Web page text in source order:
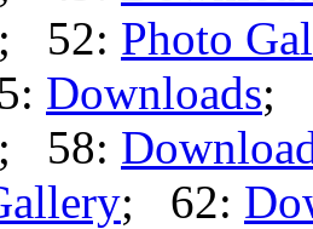
; 52: Photo
Downloads;
; 58:
; 62: